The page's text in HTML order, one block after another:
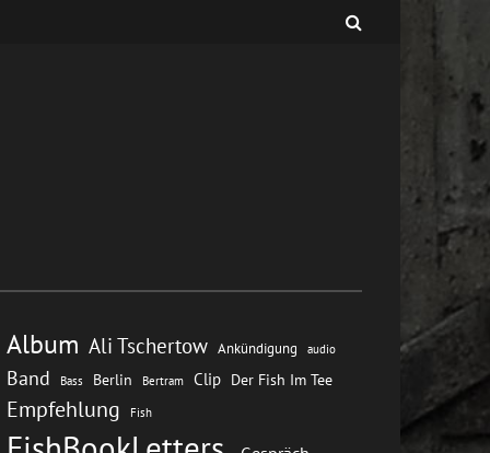
Album Ali Tschertow Ankündigung audio
Band Bass Berlin Bertram Clip Der Fish Im Tee
Empfehlung Fish